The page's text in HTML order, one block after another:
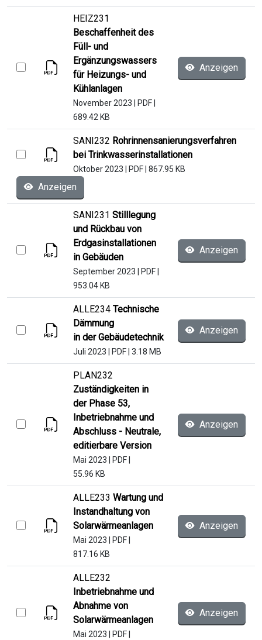
HEIZ231
Beschaffenheit des
Füll- und
Ergänzungswassers
für Heizungs- und
Kühlanlagen
November 2023 PDF
689.42 KB
Anzeigen
SANI232 Rohrinnensanierungsverfahren
bei Trinkwasserinstallationen
Oktober 2023 PDF 867.95 KB
Anzeigen
SANI231 Stilllegung
und Rückbau von
Erdgasinstallationen
in Gebäuden
September 2023 PDF
953.04 KB
Anzeigen
ALLE234 Technische
Dämmung
in der Gebäudetechnik
Juli 2023 PDF 3.18 MB
Anzeigen
PLAN232
Zuständigkeiten in
der Phase 53,
Inbetriebnahme und
Abschluss - Neutrale,
editierbare Version
Mai 2023 PDF
55.96 KB
Anzeigen
ALLE233 Wartung und
Instandhaltung von
Solarwärmeanlagen
Mai 2023 PDF
817.16 KB
Anzeigen
ALLE232
Inbetriebnahme und
Abnahme von
Solarwärmeanlagen
Mai 2023 PDF
Anzeigen